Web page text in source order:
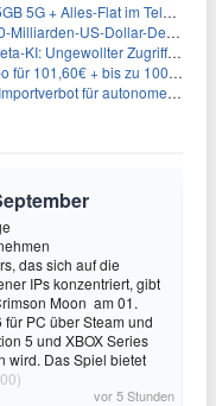
Flat im Telekom-Netz für 9,99€/Monat
Dollar-Deal für KI-Rechenleistung
Zugriff auf fremde Systeme
+ bis zu 100€ Prämie
für autonome Roboter ab Juli 2026
das sich auf die
IPs konzentriert, gibt
Moon am 01.
PC über Steam und
5 und XBOX Series
wird. Das Spiel bietet
vor 5 Stunden